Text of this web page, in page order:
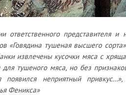
ответственного представителя
«Говядина тушеная высшего
извлечены кусочки мяса с
для тушеного мяса, но без
появился неприятный
Феникса»